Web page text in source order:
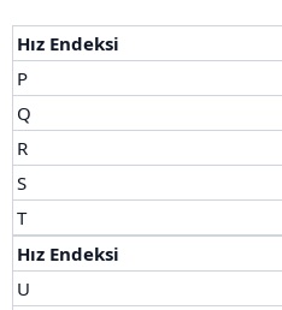
Hız Endeksi
P
Q
R
S
T
Hız Endeksi
U